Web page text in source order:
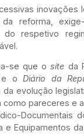
inovações
reforma,
do respetivo
se que osite da
e oDiário da
evolução
como pareceres e
Documentais
e Equipamentos